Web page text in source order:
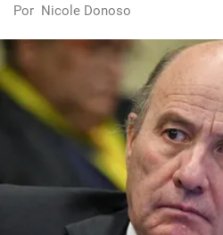
Por Nicole Donoso